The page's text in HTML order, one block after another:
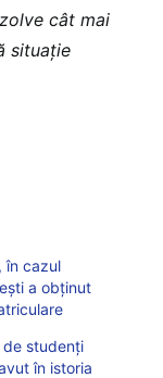
cât mai
situație
în cazul
a obținut
studenți
în istoria